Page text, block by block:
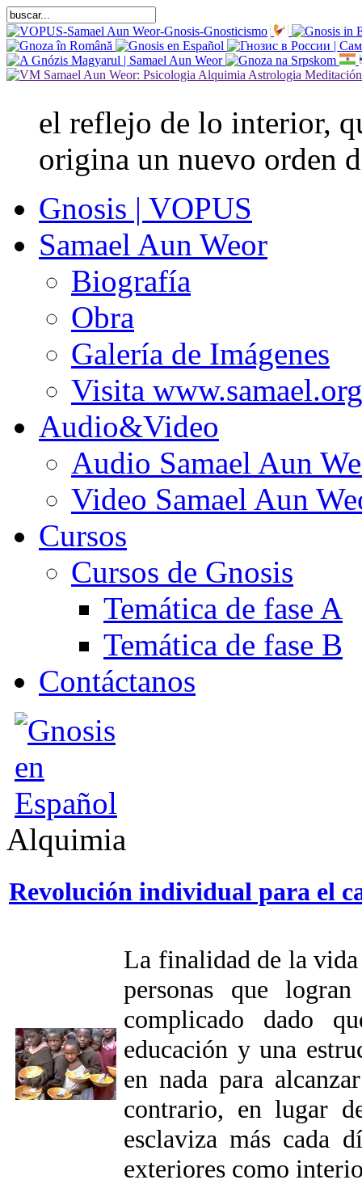
el reflejo de lo interior,
origina un nuevo orden
Gnosis | VOPUS
Samael Aun Weor
Biografía
Obra
Galería de Imágenes
Visita www.samael.org
Audio&Video
Audio Samael Aun
Video Samael Aun
Cursos
Cursos de Gnosis
Temática de fase A
Temática de fase B
Contáctanos
Alquimia
Revolución individual para el
La finalidad de la
personas que
complicado dado
educación y una
en nada para
contrario, en lugar
esclaviza más cada
exteriores como